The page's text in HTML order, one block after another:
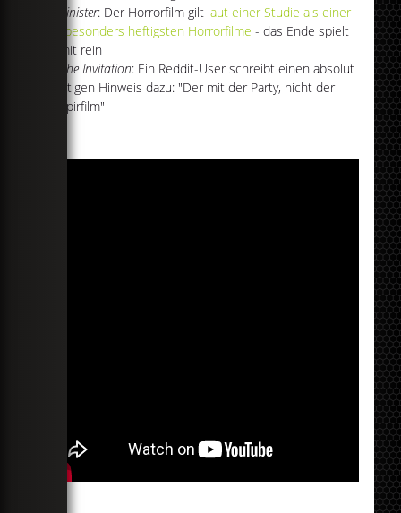
Sinister: Der Horrorfilm giltlaut einer Studie als einer
der besonders heftigsten Horrorfilme - das Ende spielt
da mit rein
The Invitation: Ein Reddit-User schreibt einen absolut
wichtigen Hinweis dazu: "Der mit der Party, nicht der
Vampirfilm"